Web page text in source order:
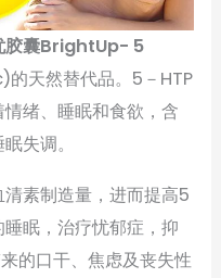
胶囊BrightUp- 5
天然替代品。5－HTP
绪、睡眠和食欲，含
失调。
清素制造量，进而提高5
眠，治疗忧郁症，抑
的口干、焦虑及丧失性